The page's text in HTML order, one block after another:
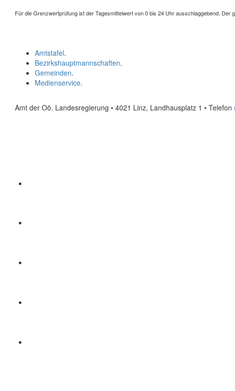
Für die Grenzwertprüfung ist der Tagesmittelwert von 0 bis 24 Uhr ausschlaggebend. Der
Amtstafel.
Bezirkshauptmannschaften.
Gemeinden.
Medienservice.
Amt der Oö. Landesregierung • 4021 Linz, Landhausplatz 1 • Telefon